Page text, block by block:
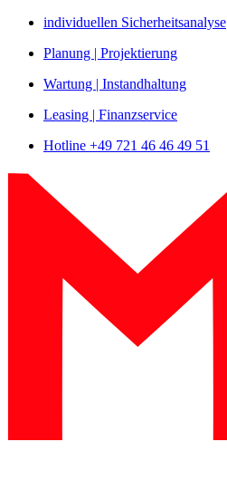
Zum
springen
individuellen Sicherheitsanalyse
Planung | Projektierung
Wartung | Instandhaltung
Leasing | Finanzservice
Hotline +49 721 46 46 49 51